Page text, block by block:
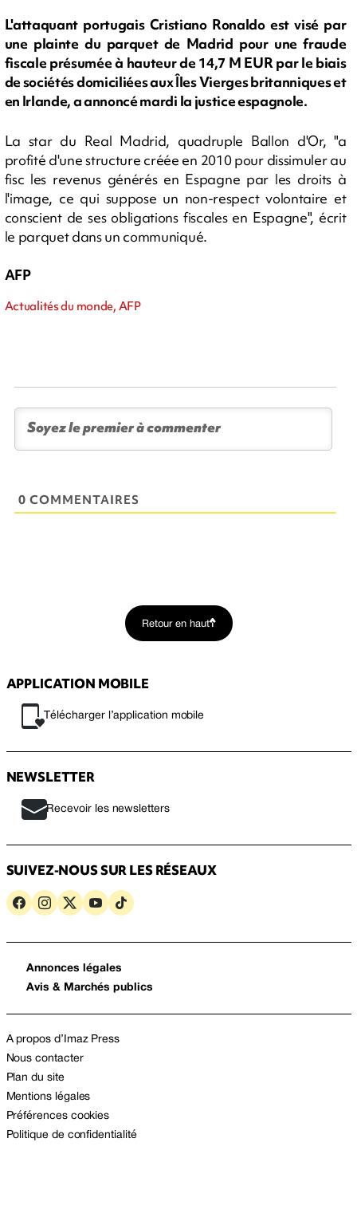
L'attaquant portugais Cristiano Ronaldo est visé par
une plainte du parquet de Madrid pour une fraude
fiscale présumée à hauteur de 14,7 M EUR par le biais
de sociétés domiciliées aux Îles Vierges britanniques et
en Irlande, a annoncé mardi la justice espagnole.
La star du Real Madrid, quadruple Ballon d'Or, "a
profité d'une structure créée en 2010 pour dissimuler au
fisc les revenus générés en Espagne par les droits à
l'image, ce qui suppose un non-respect volontaire et
conscient de ses obligations fiscales en Espagne", écrit
le parquet dans un communiqué.
AFP
Actualités du monde, AFP
0 COMMENTAIRES
Retour en haut
APPLICATION MOBILE
Télécharger l’application mobile
NEWSLETTER
Recevoir les newsletters
SUIVEZ-NOUS SUR LES RÉSEAUX
Annonces légales
Avis & Marchés publics
A propos d’Imaz Press
Nous contacter
Plan du site
Mentions légales
Préférences cookies
Politique de confidentialité